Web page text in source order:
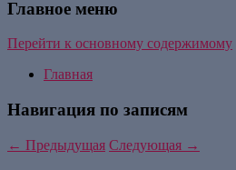
Главное меню
Перейти к основному содержимому
Главная
Навигация по записям
← Предыдущая Следующая →